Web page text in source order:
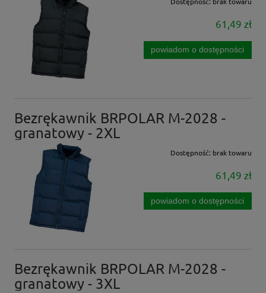
61,49 zł
powiadom o dostępności
Bezrękawnik BRPOLAR M-2028 -
granatowy - 2XL
Dostępność: brak towaru
61,49 zł
powiadom o dostępności
Bezrękawnik BRPOLAR M-2028 -
granatowy - 3XL